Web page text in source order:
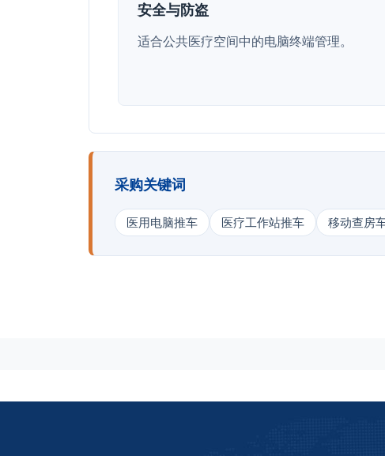
安全与防盗
适合公共医疗空间中的电脑终端管理。
采购关键词
医用电脑推车 医疗工作站推车 移动查房